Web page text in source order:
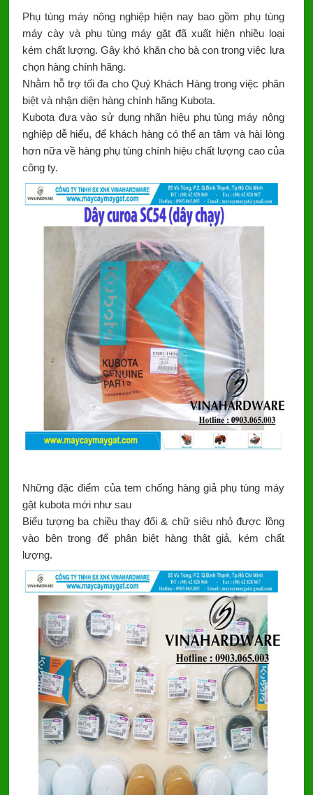
Phụ tùng máy nông nghiệp hiện nay bao gồm phụ tùng
máy cày và phụ tùng máy gặt đã xuất hiện nhiều loại
kém chất lượng. Gây khó khăn cho bà con trong việc lựa
chọn hàng chính hãng.
Nhằm hỗ trợ tối đa cho Quý Khách Hàng trong việc phân
biệt và nhận diện hàng chính hãng Kubota.
Kubota đưa vào sử dụng nhãn hiệu phụ tùng máy nông
nghiệp dễ hiểu, để khách hàng có thể an tâm và hài lòng
hơn nữa về hàng phụ tùng chính hiệu chất lượng cao của
công ty.
Những đặc điểm của tem chống hàng giả phụ tùng máy
gặt kubota mới như sau
Biểu tượng ba chiều thay đổi & chữ siêu nhỏ được lồng
vào bên trong để phân biệt hàng thật giả, kém chất
lượng.